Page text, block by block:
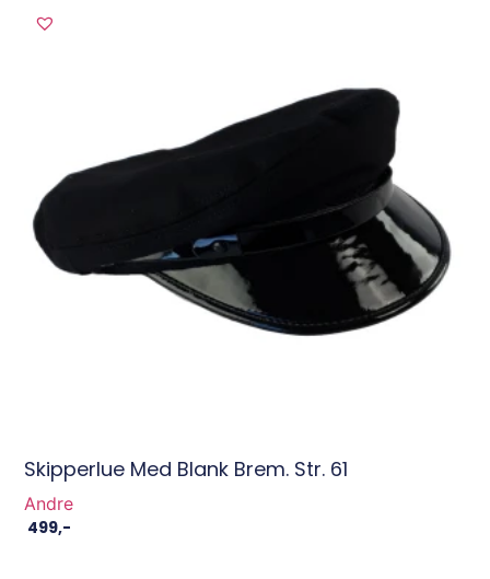
Skipperlue Med Blank Brem. Str. 61
Andre
499,-